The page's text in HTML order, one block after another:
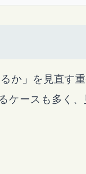
か」を見直す
ケースも多く